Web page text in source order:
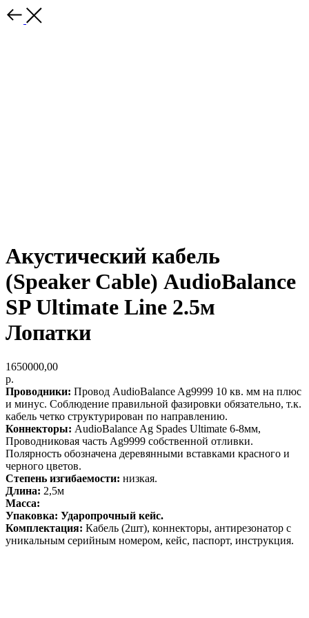
Акустический кабель
(Speaker Cable) AudioBalance
SP Ultimate Line 2.5м
Лопатки
1650000,00
р.
Проводники: Провод AudioBalance Ag9999 10 кв. мм на плюс
и минус. Соблюдение правильной фазировки обязательно, т.к.
кабель четко структурирован по направлению.
Коннекторы: AudioBalance Ag Spades Ultimate 6-8мм,
Проводниковая часть Ag9999 собственной отливки.
Полярность обозначена деревянными вставками красного и
черного цветов.
Степень изгибаемости: низкая.
Длина: 2,5м
Масса:
Упаковка: Ударопрочный кейс.
Комплектация: Кабель (2шт), коннекторы, антирезонатор с
уникальным серийным номером, кейс, паспорт, инструкция.